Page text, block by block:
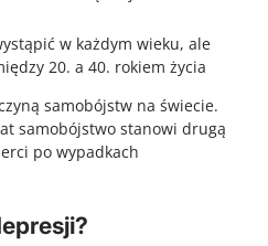
w każdym wieku, ale
20. a 40. rokiem życia
samobójstw na świecie.
samobójstwo stanowi drugą
po wypadkach